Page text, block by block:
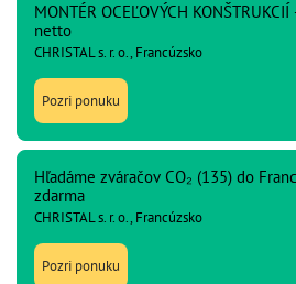
MONTÉR OCEĽOVÝCH
netto
CHRISTAL s. r. o., Francúzsko
Pozri ponuku
Hľadáme zváračov CO₂ (135) do
zdarma
CHRISTAL s. r. o., Francúzsko
Pozri ponuku